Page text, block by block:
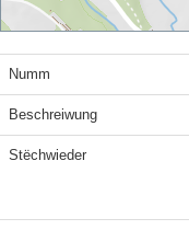
Numm
Beschreiwung
Stëchwieder